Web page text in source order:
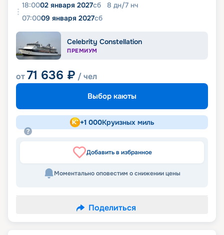
18:0002 января 2027сб 8 дн/7 нч
07:0009 января 2027сб
Celebrity Constellation
ПРЕМИУМ
от71 636 ₽ / чел
Выбор каюты
+1 000Круизных миль
Добавить в избранное
Моментально оповестим о снижении цены
Поделиться